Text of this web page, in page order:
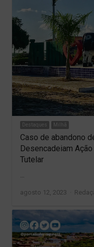
Destaques Milhã
Caso de abandono
Desencadeiam
Tutelar
…
agosto 12, 2023 Author